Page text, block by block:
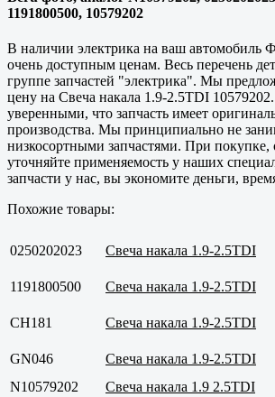
1191800500, 10579202
В наличии электрика на ваш автомобиль
очень доступным ценам. Весь перечень
группе запчастей "электрика". Мы
цену на Свеча накала 1.9-2.5TDI
уверенными, что запчасть имеет
производства. Мы принципиально не
низкосортными запчастями. При покупке,
уточняйте применяемость у наших
запчасти у нас, вы экономите деньги,
Похожие товары:
0250202023 Свеча накала 1.9-2.5TDI
1191800500
Свеча накала 1.9-2.5TDI
CH181
Свеча накала 1.9-2.5TDI
GN046
Свеча накала 1.9-2.5TDI
N10579202
Свеча накала 1.9 2.5TDI